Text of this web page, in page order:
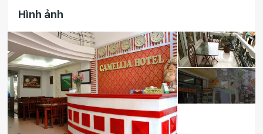
quầy tiếp tân phục vụ 24 giờ/ngày là những tiện nghi, dịch ...
Hình ảnh